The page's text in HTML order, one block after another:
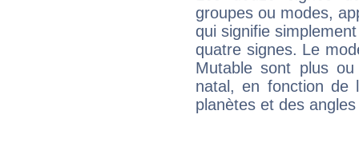
groupes ou modes,
qui signifie
quatre signes. Le
Mutable sont plus
natal, en fonction de
planètes et des